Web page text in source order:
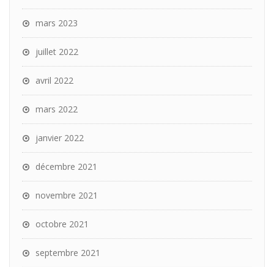
mars 2023
juillet 2022
avril 2022
mars 2022
janvier 2022
décembre 2021
novembre 2021
octobre 2021
septembre 2021